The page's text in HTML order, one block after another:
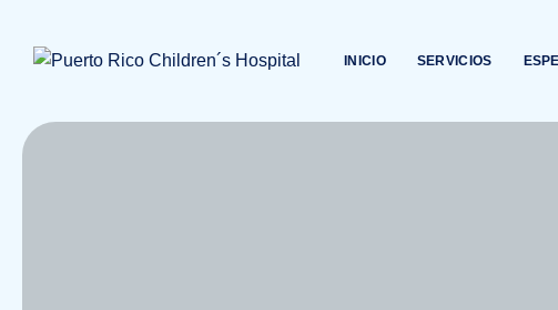
content
INICIO SERVICIOS